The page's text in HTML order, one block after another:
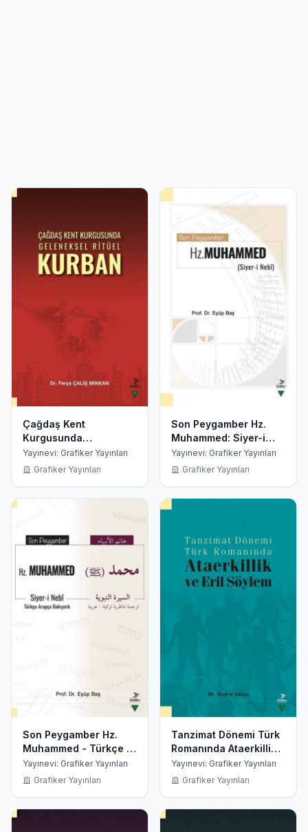
Çağdaş Kent
Kurgusunda
Geleneksel Ritüel
Kurban
Yayınevi: Grafiker Yayınları
Grafiker Yayınları
Son Peygamber Hz.
Muhammed: Siyer-i
Nebi
Yayınevi: Grafiker Yayınları
Grafiker Yayınları
Son Peygamber Hz.
Muhammed - Türkçe -
Arapça Bakışımlı
Yayınevi: Grafiker Yayınları
Grafiker Yayınları
Tanzimat Dönemi Türk
Romanında Ataerkillik
ve Eril Söylem
Yayınevi: Grafiker Yayınları
Grafiker Yayınları